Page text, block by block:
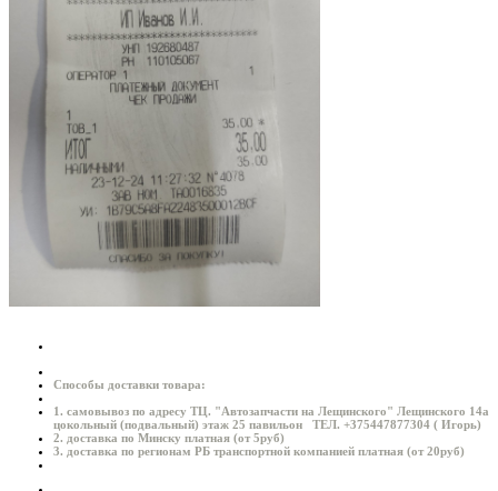
Способы доставки товара:
1. самовывоз по адресу ТЦ. "Автозапчасти на Лещинского" Лещинского 14а
цокольный (подвальный) этаж 25 павильон ТЕЛ. +375447877304 ( Игорь)
2. доставка по Минску платная (от 5руб)
3. доставка по регионам РБ транспортной компанией платная (от 20руб)